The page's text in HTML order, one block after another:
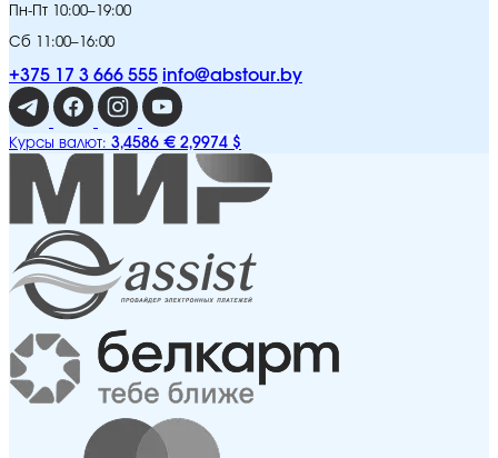
Пн-Пт 10:00–19:00
Сб 11:00–16:00
+375 17 3 666 555 info@abstour.by
Курсы валют: 3,4586 € 2,9974 $